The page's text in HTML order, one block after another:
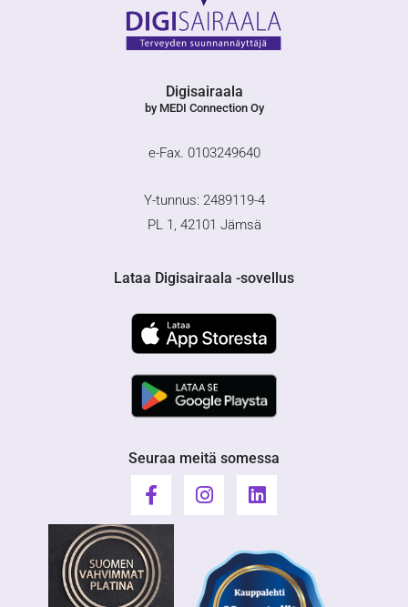
Digisairaala
by MEDI Connection Oy
e-Fax. 0103249640
Y-tunnus: 2489119-4
PL 1, 42101 Jämsä
Lataa Digisairaala -sovellus
Seuraa meitä somessa